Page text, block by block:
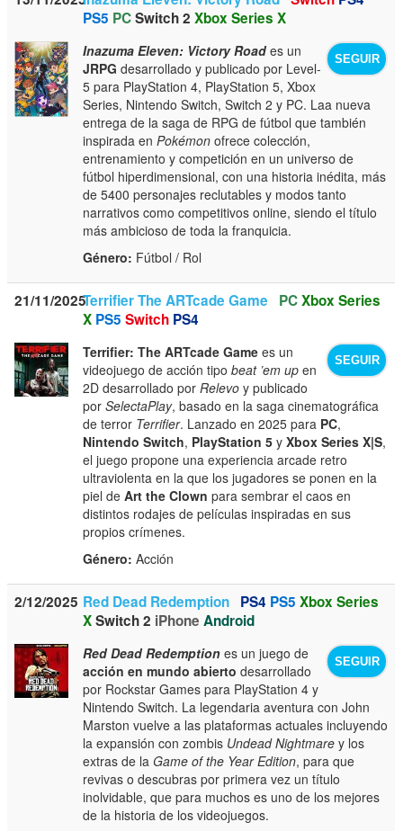
PS5 PCSwitch 2 Xbox Series X
SEGUIR
Inazuma Eleven: Victory Roades un
JRPG desarrollado y publicado por Level-
5 para PlayStation 4, PlayStation 5, Xbox
Series, Nintendo Switch, Switch 2 y PC. Laa nueva
entrega de la saga de RPG de fútbol que también
inspirada enPokémon ofrece colección,
entrenamiento y competición en un universo de
fútbol hiperdimensional, con una historia inédita, más
de 5400 personajes reclutables y modos tanto
narrativos como competitivos online, siendo el título
más ambicioso de toda la franquicia.
Género: Fútbol / Rol
21/11/2025Terrifier The ARTcade Game PCXbox Series
X PS5 Switch PS4
SEGUIR
Terrifier: The ARTcade Game es un
videojuego de acción tipobeat ’em up en
2D desarrollado por Relevo y publicado
porSelectaPlay, basado en la saga cinematográfica
de terror Terrifier. Lanzado en 2025 para PC,
Nintendo Switch, PlayStation 5 yXbox Series X|S,
el juego propone una experiencia arcade retro
ultraviolenta en la que los jugadores se ponen en la
piel deArt the Clown para sembrar el caos en
distintos rodajes de películas inspiradas en sus
propios crímenes.
Género: Acción
2/12/2025 Red Dead Redemption PS4 PS5 Xbox Series
XSwitch 2 iPhone Android
SEGUIR
Red Dead Redemption es un juego de
acción en mundo abierto desarrollado
por Rockstar Games para PlayStation 4 y
Nintendo Switch. La legendaria aventura con John
Marston vuelve a las plataformas actuales incluyendo
la expansión con zombis Undead Nightmare y los
extras de laGame of the Year Edition, para que
revivas o descubras por primera vez un título
inolvidable, que para muchos es uno de los mejores
de la historia de los videojuegos.